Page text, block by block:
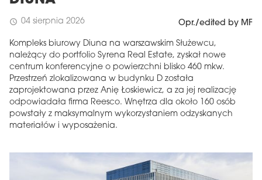
schedule 04 sierpnia 2026 Opr./edited by MF
Kompleks biurowy Diuna na warszawskim Służewcu,
należący do portfolio Syrena Real Estate, zyskał nowe
centrum konferencyjne o powierzchni blisko 460 mkw.
Przestrzeń zlokalizowana w budynku D została
zaprojektowana przez Anię Łoskiewicz, a za jej realizację
odpowiadała firma Reesco. Wnętrza dla około 160 osób
powstały z maksymalnym wykorzystaniem odzyskanych
materiałów i wyposażenia.